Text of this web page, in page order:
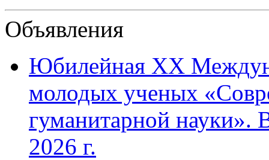
Объявления
Юбилейная XХ
молодых ученых
гуманитарной науки».
2026 г.